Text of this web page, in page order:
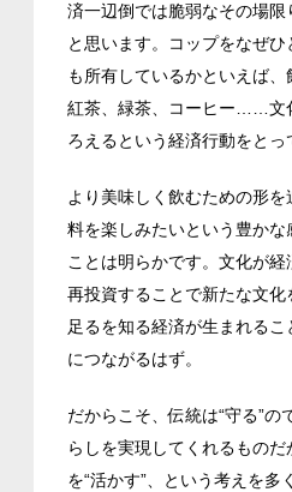
済一辺倒では脆弱なその場限
と思います。コップをなぜ
も所有しているかといえば、
紅茶、緑茶、コーヒー……文
ろえるという経済行動をとっ
よ り美味しく飲むための形
料を楽しみたいという豊か
ことは明らかです。文化が
再投資することで新たな文
足るを知る経済が生まれる
につながるはず。
だからこそ、伝統は“守る”の
らしを実現してくれるもの
を“活かす”、という考えを多